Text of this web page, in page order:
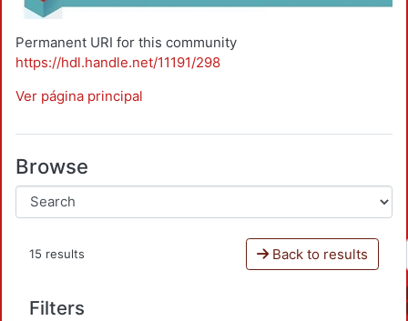
Permanent URI for this community
https://hdl.handle.net/11191/298
Ver página principal
Browse
15 results Back to results
Filters